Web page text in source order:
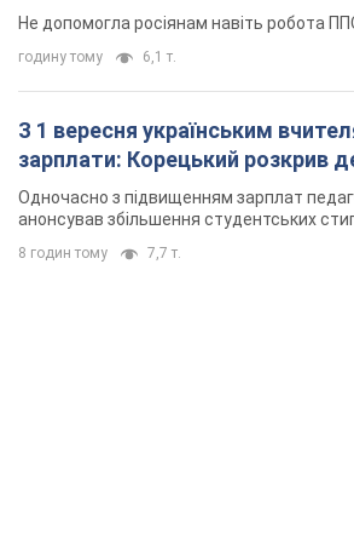
Не допомогла росіянам навіть робота
годину тому 6,1 т.
З 1 вересня українським
зарплати: Корецький розкрив
Одночасно з підвищенням зарплат
анонсував збільшення студентських
8 годин тому 7,7 т.